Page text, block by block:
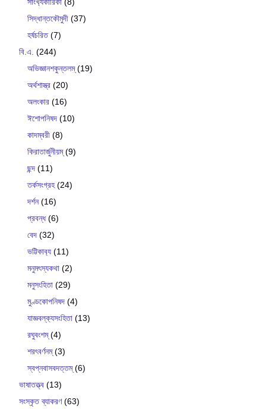
সিদ্ধান্তকৌমুদী (37)
হর্ষচরিত(7)
বি.এ. (244)
অভিজ্ঞানশকুন্তলম্(19)
অর্থশাস্ত্র (20)
অলংকার (16)
ঈশোপনিষদ (10)
কাদম্বরী (8)
কিরাতার্জুনীয়ম্(9)
ছন্দ (11)
তর্কসংগ্রহ(24)
দর্শন(16)
প্রবন্ধ(6)
বেদ (32)
ভট্টিকাব‍্য (11)
মনুমৎস্যকথা (2)
মনুসংহিতা (29)
মুণ্ডকোপনিষদ (4)
যাজ্ঞবল্ক‍্যসংহিতা (13)
রঘুবংশম্(4)
শরৎবর্ণনম্(3)
স্বপ্নবাসবদত্তম্(6)
ভাষাতত্ত্ব (13)
সংস্কৃত ব্যাকরণ(63)